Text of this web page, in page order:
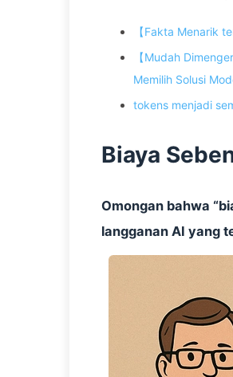
【Fakta Menarik
【Mudah
Memilih Solusi
tokens menjadi
Biaya
Omongan bahwa
langganan AI yang